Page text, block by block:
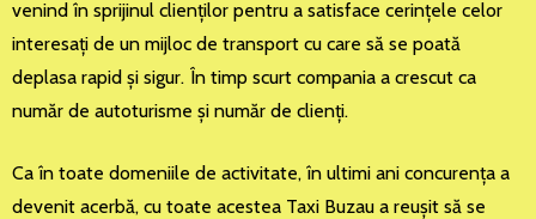
venind în sprijinul clienţilor pentru a satisface cerinţele celor
interesaţi de un mijloc de transport cu care să se poată
deplasa rapid şi sigur. În timp scurt compania a crescut ca
număr de autoturisme şi număr de clienţi.
Ca în toate domeniile de activitate, în ultimi ani concurenţa a
devenit acerbă, cu toate acestea Taxi Buzau a reuşit să se